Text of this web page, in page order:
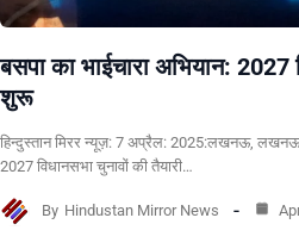
बसपा का भाईचारा अभियान: 2027
शुरू
हिन्दुस्तान मिरर न्यूज़: 7 अप्रैल: 2025:लखनऊ, लखनऊ:
2027 विधानसभा चुनावों की तैयारी…
By Hindustan Mirror News